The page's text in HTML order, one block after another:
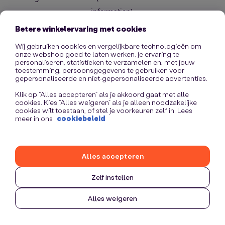
information).
Betere winkelervaring met cookies
Wij gebruiken cookies en vergelijkbare technologieën om
onze webshop goed te laten werken, je ervaring te
personaliseren, statistieken te verzamelen en, met jouw
toestemming, persoonsgegevens te gebruiken voor
gepersonaliseerde en niet-gepersonaliseerde advertenties.
Klik op “Alles accepteren” als je akkoord gaat met alle
cookies. Kies “Alles weigeren” als je alleen noodzakelijke
cookies wilt toestaan, of stel je voorkeuren zelf in. Lees
meer in ons cookiebeleid
Zelf instellen
Alles weigeren
Alles accepteren